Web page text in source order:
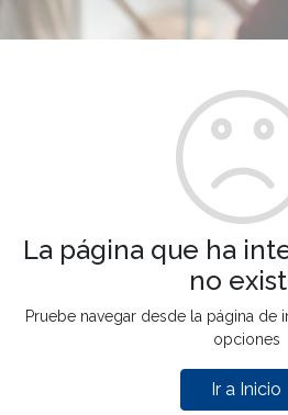
La página que ha
no
Pruebe navegar desde la página
opciones
Ir a Inicio